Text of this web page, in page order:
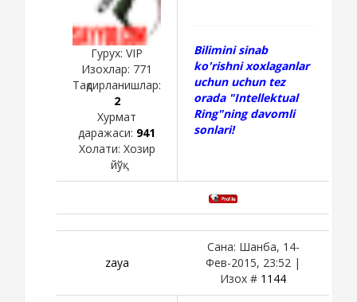
Гурух: VIP
Изохлар: 771
Тақдирланишлар:
2
Хурмат
даражаси: 941
Холати: Хозир
йўқ
Bilimini sinab
ko'rishni xoxlaganlar
uchun uchun tez
orada "Intellektual
Ring"ning davomli
sonlari!
zaya
Сана: Шанба, 14-
Фев-2015, 23:52 |
Изох # 1144